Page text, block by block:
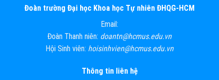
Đoàn trường Đại học Khoa học Tự nhiên ĐHQG-HCM
Email:
Đoàn Thanh niên: doantn@hcmus.edu.vn
Hội Sinh viên: hoisinhvien@hcmus.edu.vn
Thông tin liên hệ